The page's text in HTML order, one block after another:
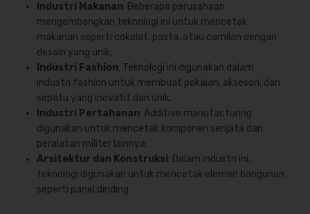
Industri Makanan: Beberapa perusahaan
mengembangkan teknologi ini untuk mencetak
makanan seperti cokelat, pasta, atau camilan dengan
desain yang unik.
Industri Fashion: Teknologi ini digunakan dalam
industri fashion untuk membuat pakaian, aksesori, dan
sepatu yang inovatif dan unik.
Industri Pertahanan: Additive manufacturing
digunakan untuk mencetak komponen senjata dan
peralatan militer lainnya.
Arsitektur dan Konstruksi: Dalam industri ini,
teknologi digunakan untuk mencetak elemen bangunan
seperti panel dinding.